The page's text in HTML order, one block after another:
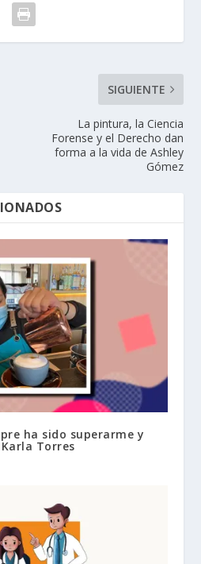
SIGUIENTE
La pintura, la Ciencia
Forense y el Derecho dan
forma a la vida de Ashley
Gómez
ha sido superarme y
Torres